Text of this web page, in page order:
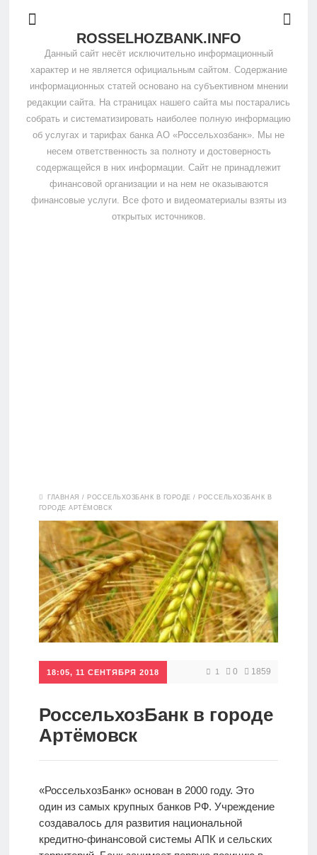
ROSSELHOZBANK.INFO
Данный сайт несёт исключительно информационный
характер и не является официальным сайтом. Содержание
информационных статей основано на субъективном мнении
редакции сайта. На страницах нашего сайта мы постарались
собрать и систематизировать наиболее полную информацию
об услугах и тарифах банка АО «Россельхозбанк». Мы не
несем ответственность за полноту и достоверность
содержащейся в них информации. Сайт не принадлежит
финансовой организации и на нем не оказываются
финансовые услуги. Все фото и видеоматериалы взяты из
открытых источников.
Дебетовые
карты
Кредитные
карты
Кредиты
Ипотеки
ГЛАВНАЯ / РОССЕЛЬХОЗБАНК В ГОРОДЕ / РОССЕЛЬХОЗБАНК В
ГОРОДЕ АРТЁМОВСК
18:05, 11 СЕНТЯБРЯ 2018 1 0 1859
РоссельхозБанк в городе
Артёмовск
«РоссельхозБанк» основан в 2000 году. Это
один из самых крупных банков РФ. Учреждение
создавалось для развития национальной
кредитно-финансовой системы АПК и сельских